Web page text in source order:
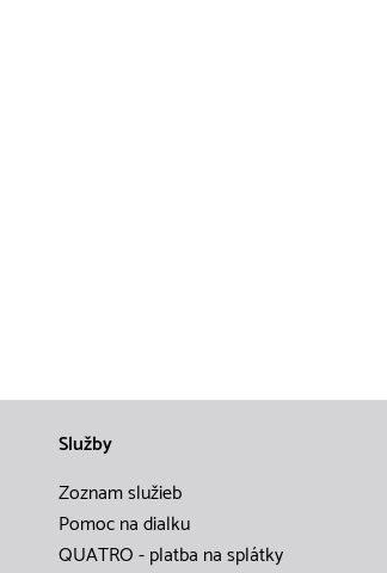
Služby
Zoznam služieb
Pomoc na dialku
QUATRO - platba na splátky